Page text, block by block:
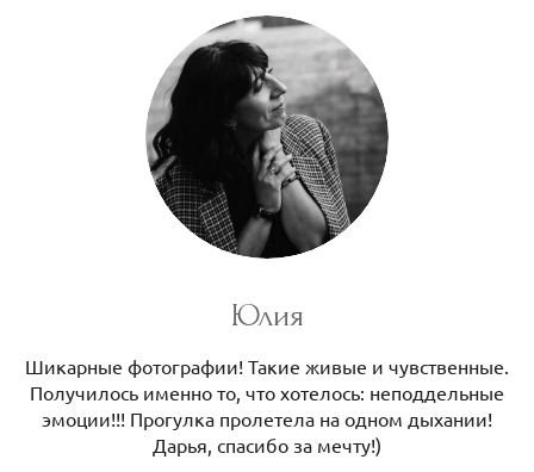
Юлия
Шикарные фотографии! Такие живые и чувственные.
Получилось именно то, что хотелось: неподдельные
эмоции!!! Прогулка пролетела на одном дыхании!
Дарья, спасибо за мечту!)